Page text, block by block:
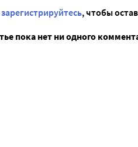
зарегистрируйтесь, чтобы
пока нет ни одного